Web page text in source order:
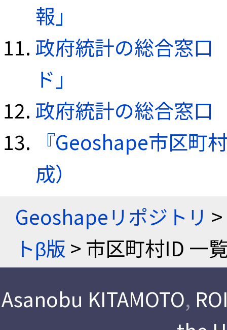
報」
政府統計の総合窓口
ド」
政府統計の総合窓口
『Geoshape市区町
成）
Geoshapeリポジトリ >
トβ版 > 市区町村ID 一
Asanobu KITAMOTO,